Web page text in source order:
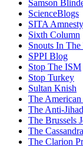
Samson
ScienceBlogs
SITA Amnesty
Sixth Column
Snouts In The
SPPI Blog
Stop The ISM
Stop Turkey
Sultan Knish
The
The Anti-
The Brussels
The
The Clarion